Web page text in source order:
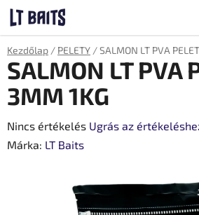
Ugrás
fő
tartalomhoz
Kezdőlap / PELETY /SALMON LT PVA
SALMON LT PVA
3MM 1KG
A
termék
Nincs értékelés Ugrás az
Márka: LT Baits